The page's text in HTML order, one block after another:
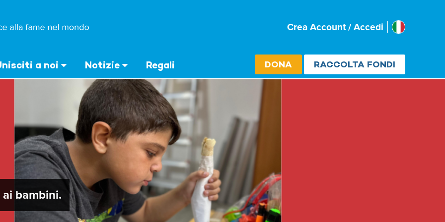
Crea Account / Accedi Select
Italia
a noi Notizie Regali DONA RACCOLTA FONDI
bambini.